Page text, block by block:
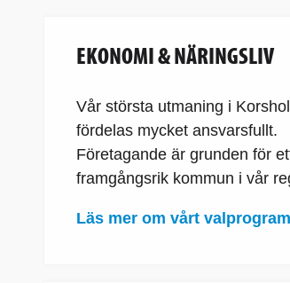
EKONOMI & NÄRINGSLIV
Vår största utmaning i
fördelas mycket ansvarsfullt.
Företagande är grunden för
framgångsrik kommun i vår
Läs mer om vårt valprogram